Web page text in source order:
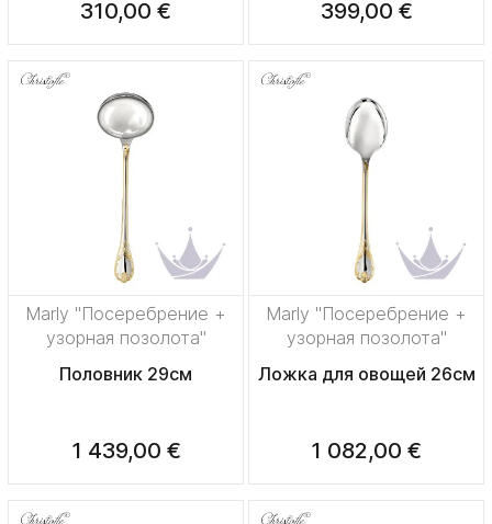
310,00 € 399,00 €
Marly "Посеребрение +
узорная позолота"
Половник 29см
1 439,00 €
Marly "Посеребрение +
узорная позолота"
Ложка для овощей 26см
1 082,00 €